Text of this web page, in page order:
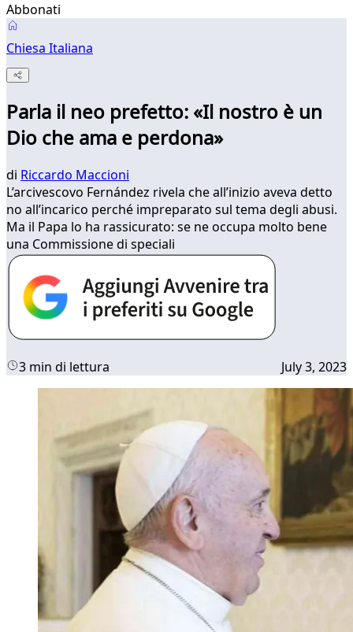
Abbonati
Chiesa Italiana
Parla il neo prefetto: «Il nostro è un
Dio che ama e perdona»
di Riccardo Maccioni
L’arcivescovo Fernández rivela che all’inizio aveva detto
no all’incarico perché impreparato sul tema degli abusi.
Ma il Papa lo ha rassicurato: se ne occupa molto bene
una Commissione di speciali
3 min di lettura July 3, 2023